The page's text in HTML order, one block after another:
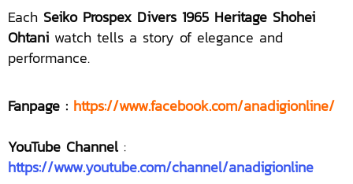
Each Seiko Prospex Divers 1965 Heritage Shohei
Ohtani watch tells a story of elegance and
performance.
Fanpage : https://www.facebook.com/anadigionline/
YouTube Channel :
https://www.youtube.com/channel/anadigionline